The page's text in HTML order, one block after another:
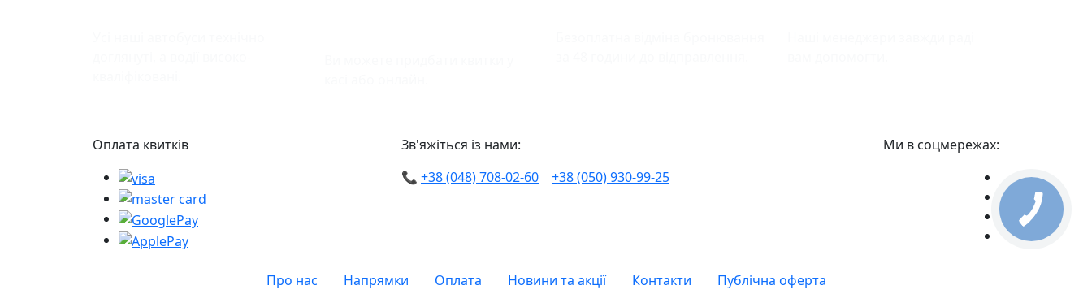
Оплата квитків
Зв'яжіться із нами:
📞 +38 (048) 708-02-60 +38 (050) 930-99-25
Ми в соцмережах:
Про нас Напрямки Оплата Новини та акції Контакти Публічна оферта